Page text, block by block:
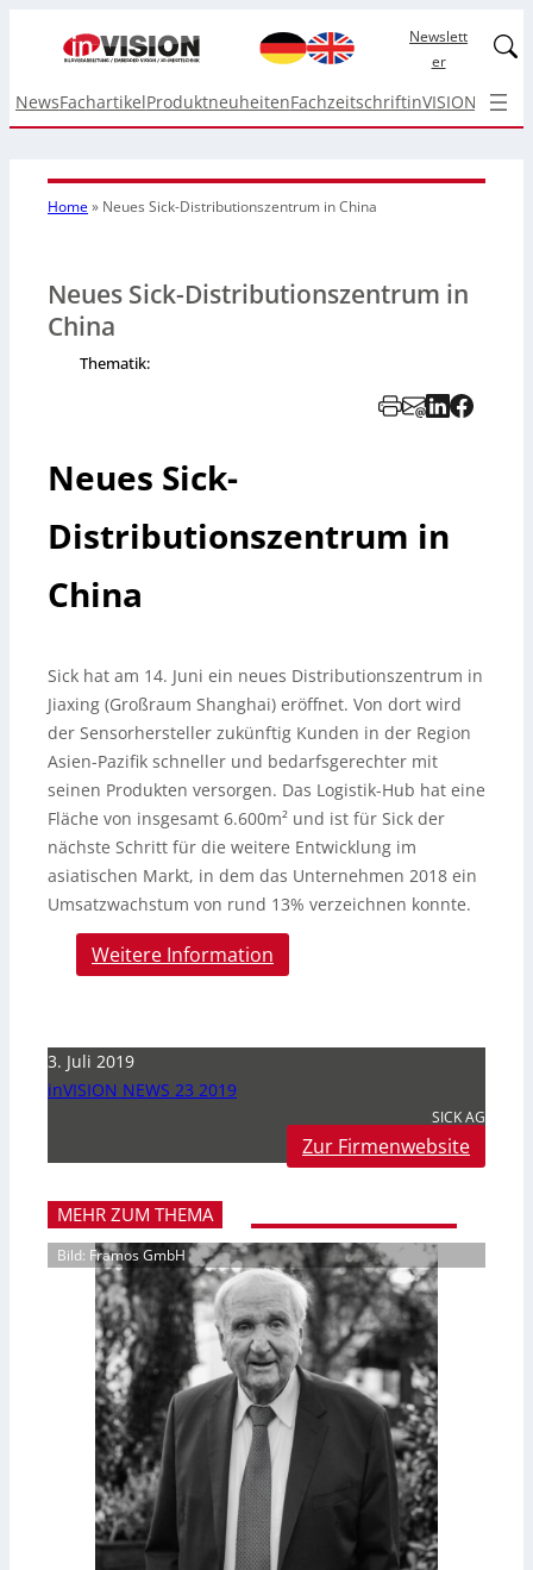
Newslett
er
NewsFachartikelProduktneuheitenFachzeitschriftinVISION Top
Home» Neues Sick-Distributionszentrum in China
Neues Sick-Distributionszentrum in
China
Thematik:
Neues Sick-
Distributionszentrum in
China
Sick hat am 14. Juni ein neues Distributionszentrum in
Jiaxing (Großraum Shanghai) eröffnet. Von dort wird
der Sensorhersteller zukünftig Kunden in der Region
Asien-Pazifik schneller und bedarfsgerechter mit
seinen Produkten versorgen. Das Logistik-Hub hat eine
Fläche von insgesamt 6.600m² und ist für Sick der
nächste Schritt für die weitere Entwicklung im
asiatischen Markt, in dem das Unternehmen 2018 ein
Umsatzwachstum von rund 13% verzeichnen konnte.
Weitere Information
3. Juli 2019
inVISION NEWS 23 2019
SICK AG
Zur Firmenwebsite
MEHR ZUM THEMA
Bild: Framos GmbH